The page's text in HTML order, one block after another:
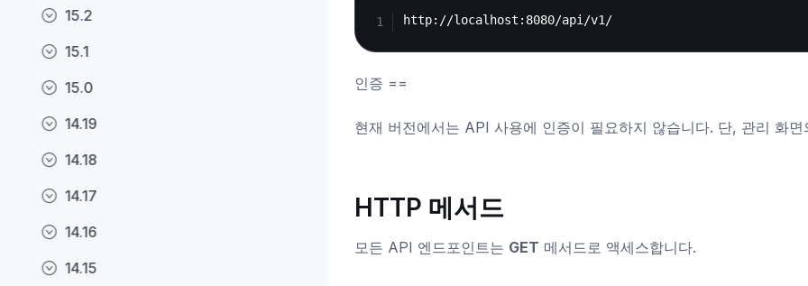
15.2
15.1
15.0
14.19
14.18
14.17
14.16
14.15
http://localhost:8080/api/v1/
인증 ==
현재 버전에서는 API 사용에 인증이 필요하지 않습니다. 단, 관리 화
HTTP 메서드
모든 API 엔드포인트는 GET 메서드로 액세스합니다.